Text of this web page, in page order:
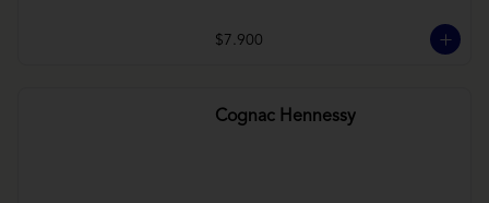
$7.900
Cognac Hennessy